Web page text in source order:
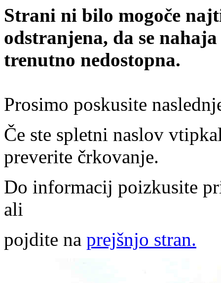
Strani ni bilo mogoče
odstranjena, da se
trenutno nedostopna.
Prosimo poskusite
Če ste spletni naslov
preverite črkovanje.
Do informacij poizkusite
ali
pojdite na prejšnjo stran.